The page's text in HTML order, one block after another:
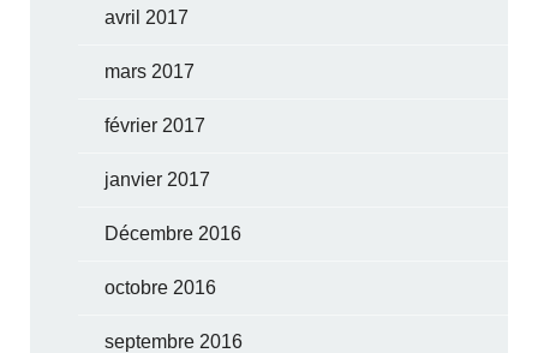
avril 2017
mars 2017
février 2017
janvier 2017
Décembre 2016
octobre 2016
septembre 2016